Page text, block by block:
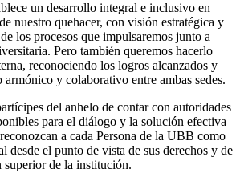
un desarrollo integral e inclusivo en
nuestro quehacer, con visión estratégica y
los procesos que impulsaremos junto a
Pero también queremos hacerlo
reconociendo los logros alcanzados y
y colaborativo entre ambas sedes.
del anhelo de contar con autoridades
para el diálogo y la solución efectiva
a cada Persona de la UBB como
desde el punto de vista de sus derechos y de
de la institución.